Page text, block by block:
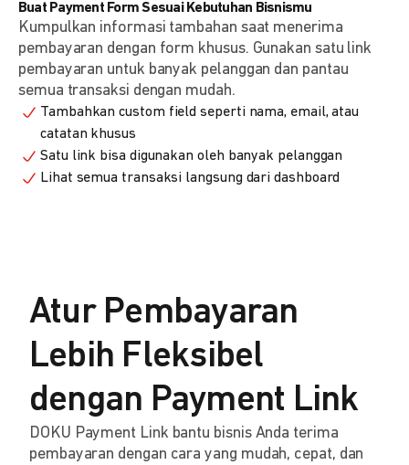
Buat Payment Form Sesuai Kebutuhan Bisnismu
Kumpulkan informasi tambahan saat menerima
pembayaran dengan form khusus. Gunakan satu link
pembayaran untuk banyak pelanggan dan pantau
semua transaksi dengan mudah.
Tambahkan custom field seperti nama, email, atau
catatan khusus
Satu link bisa digunakan oleh banyak pelanggan
Lihat semua transaksi langsung dari dashboard
Atur Pembayaran
Lebih Fleksibel
dengan Payment Link
DOKU Payment Link bantu bisnis Anda terima
pembayaran dengan cara yang mudah, cepat, dan